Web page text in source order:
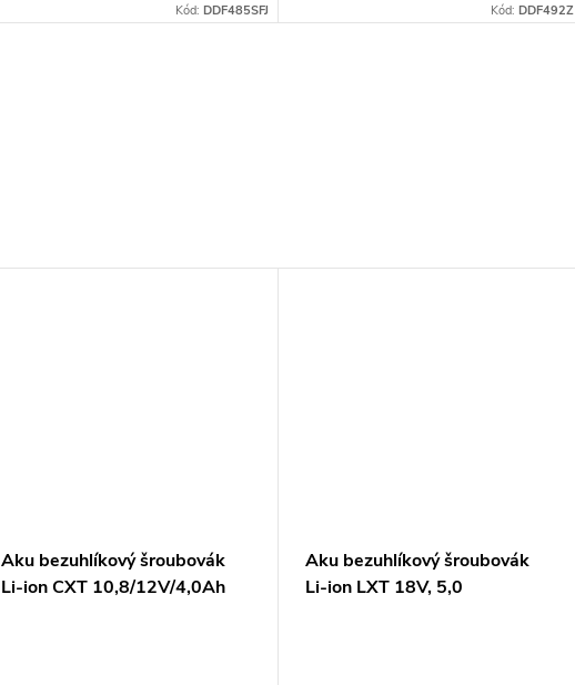
Kód:DDF485SFJ Kód: DDF492Z
Aku bezuhlíkový šroubovák
Li-ion CXT 10,8/12V/4,0Ah
Aku bezuhlíkový šroubovák
Li-ion LXT 18V, 5,0